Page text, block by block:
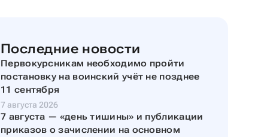
Последние новости
Первокурсникам необходимо пройти
постановку на воинский учёт не позднее
11 сентября
7 августа 2026
7 августа — «день тишины» и публикации
приказов о зачислении на основном